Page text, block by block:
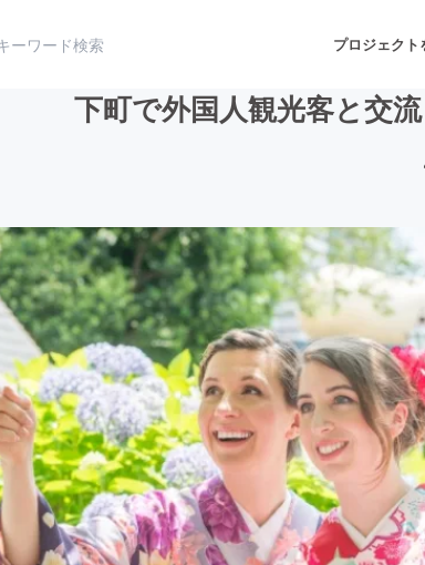
プロジェク
アート・写真 音楽
テクノロジー・ガジェット ゲーム・サービ
映像・映画 書籍・雑誌出版
ビジネス・起業 チャレンジ
まちづくり・地域活性化
下町で外国人観光客と交